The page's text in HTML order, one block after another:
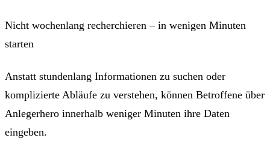
Nicht wochenlang recherchieren – in wenigen Minuten
starten
Anstatt stundenlang Informationen zu suchen oder
komplizierte Abläufe zu verstehen, können Betroffene über
Anlegerhero innerhalb weniger Minuten ihre Daten
eingeben.